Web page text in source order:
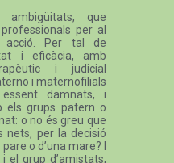
ambigüitats, que
per al
acció. Per tal de
i eficàcia, amb
i judicial
i maternofilials
damnats, i
els grups patern o
o no és greu que
nets, per la decisió
o d’una mare? I
el grup d’amistats,